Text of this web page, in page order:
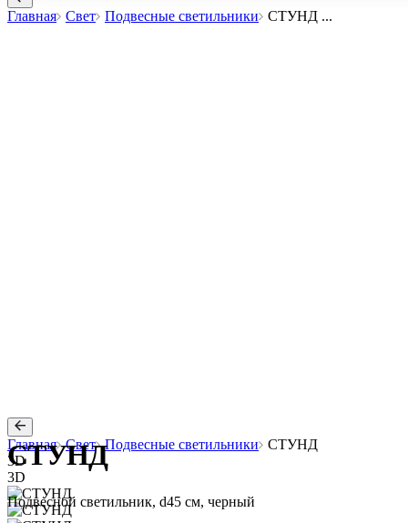
Главная Свет Подвесные светильники СТУНД ...
Главная Свет Подвесные светильники
СТУНД
3D
3D
СТУНД
Подвесной светильник, d45 см, черный